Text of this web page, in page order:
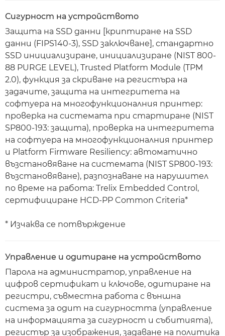
Сигурност на устройството
Защита на SSD данни [криптиране на SSD
данни (FIPS140-3), SSD заключване], стандартно
SSD инициализиране, инициализиране (NIST 800-
88 PURGE LEVEL), Trusted Platform Module (TPM
2.0), функция за скриване на регистъра на
задачите, защита на интегритета на
софтуера на многофункционалния принтер:
проверка на системата при стартиране (NIST
SP800-193: защита), проверка на интегритета
на софтуера на многофункционалния принтер
и Platform Firmware Resiliency: автоматично
възстановяване на системата (NIST SP800-193:
възстановяване), разпознаване на нарушител
по време на работа: Trelix Embedded Control,
сертифициране HCD-PP Common Criteria*
* Изчаква се потвърждение
Управление и одитиране на устройството
Парола на администратор, управление на
цифров сертификат и ключове, одитиране на
регистри, съвместна работа с външна
система за одит на сигурността (управление
на информацията за сигурност и събитията),
регистър за изображения, задаване на политика